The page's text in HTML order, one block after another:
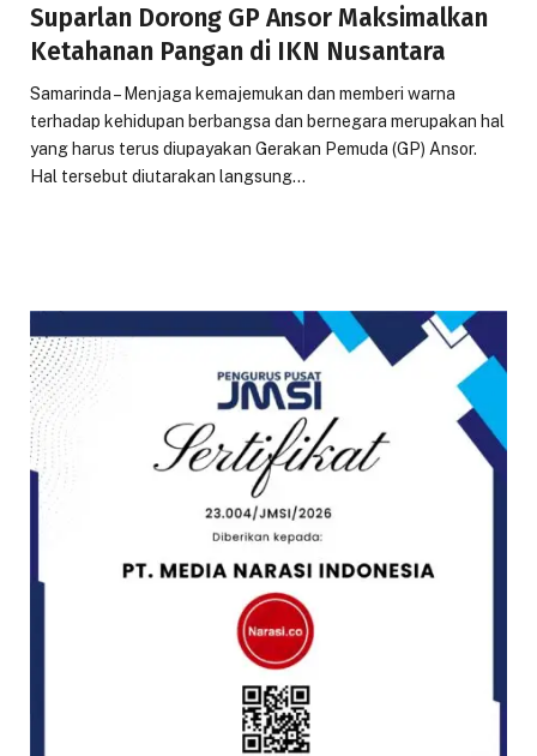
Suparlan Dorong GP Ansor Maksimalkan
Ketahanan Pangan di IKN Nusantara
Samarinda – Menjaga kemajemukan dan memberi warna
terhadap kehidupan berbangsa dan bernegara merupakan hal
yang harus terus diupayakan Gerakan Pemuda (GP) Ansor.
Hal tersebut diutarakan langsung…